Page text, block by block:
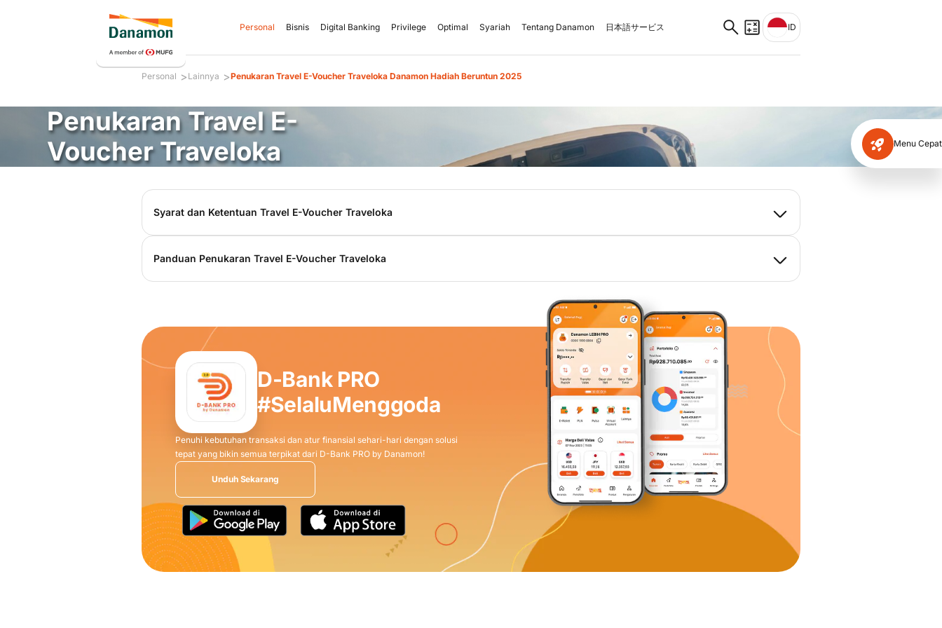
Personal Bisnis Digital Banking Privilege Optimal Syariah Tentang Danamon 日本語サービス ID
Personal > Lainnya >Penukaran Travel E-Voucher Traveloka Danamon Hadiah Beruntun 2025
Menu Cepat
Penukaran Travel E-
Voucher Traveloka
Syarat dan Ketentuan Travel E-Voucher Traveloka
Traveloka Gift E-Voucher (untuk selanjutnya disebut “Voucher”) adalah Voucher elektronik yang diberikan dalam
Voucher dapat digunakan untuk pemesanan produk Flight, Hotel, Xperience, Train, Bus, Flight+Hotel, Airport
Transport, Car Rental products on Traveloka. Traveloka berhak untuk mengubah produk-produk yang dapat dibeli
menggunakan Voucher sesuai dengan kebijakan tunggal Traveloka.
Voucher dapat digunakan apabila pengguna telah masuk (login) dengan akun Pengguna pada Platform Traveloka.
Kode Voucher harus dimasukan pada saat proses pemesanan guna memotong harga pembayaran yang akan
dilakukan atas pembelian produk Traveloka pada Platform Traveloka.
Setiap kode Voucher hanya untuk 1 (satu) kali penggunaan dan dengan ketentuan nilai transaksi lebih besar dari nilai
nominal Voucher. Apabila nilai transaksi lebih kecil dari nilai nominal Voucher maka sisa dari nilai Voucher tersebut
tidak dapat dikembalikan (non-refundable).
Beberapa kode Voucher dapat digunakan secara bersamaan dalam satu pemesanan atau untuk pemesanan yang
terpisah. Voucher juga dapat digabungkan dengan promo lainnya.
Voucher tidak berlaku untuk produk tambahan (e.g., asuransi, bagasi tambahan dan lain-lain), biaya penjadwalan
ulang, biaya cicilan dan biaya tambahan lainnya yang timbul sehubungan dengan transaksi tersebut.
Voucher dapat digunakan di Aplikasi Traveloka untuk iOS/Android dengan semua metode pembayaran.
Masing-masing Voucher berlaku sejak tanggal penerbitan Voucher sampai dengan tanggal berakhirnya masa berlaku
Voucher, dengan masa berlaku Voucher maksimal 1 (satu) tahun sejak tanggal penerbitan Voucher.
Panduan Penukaran Travel E-Voucher Traveloka
D-Bank PRO
#SelaluMenggoda
Penuhi kebutuhan transaksi dan atur finansial sehari-hari dengan solusi
tepat yang bikin semua terpikat dari D-Bank PRO by Danamon!
Unduh Sekarang